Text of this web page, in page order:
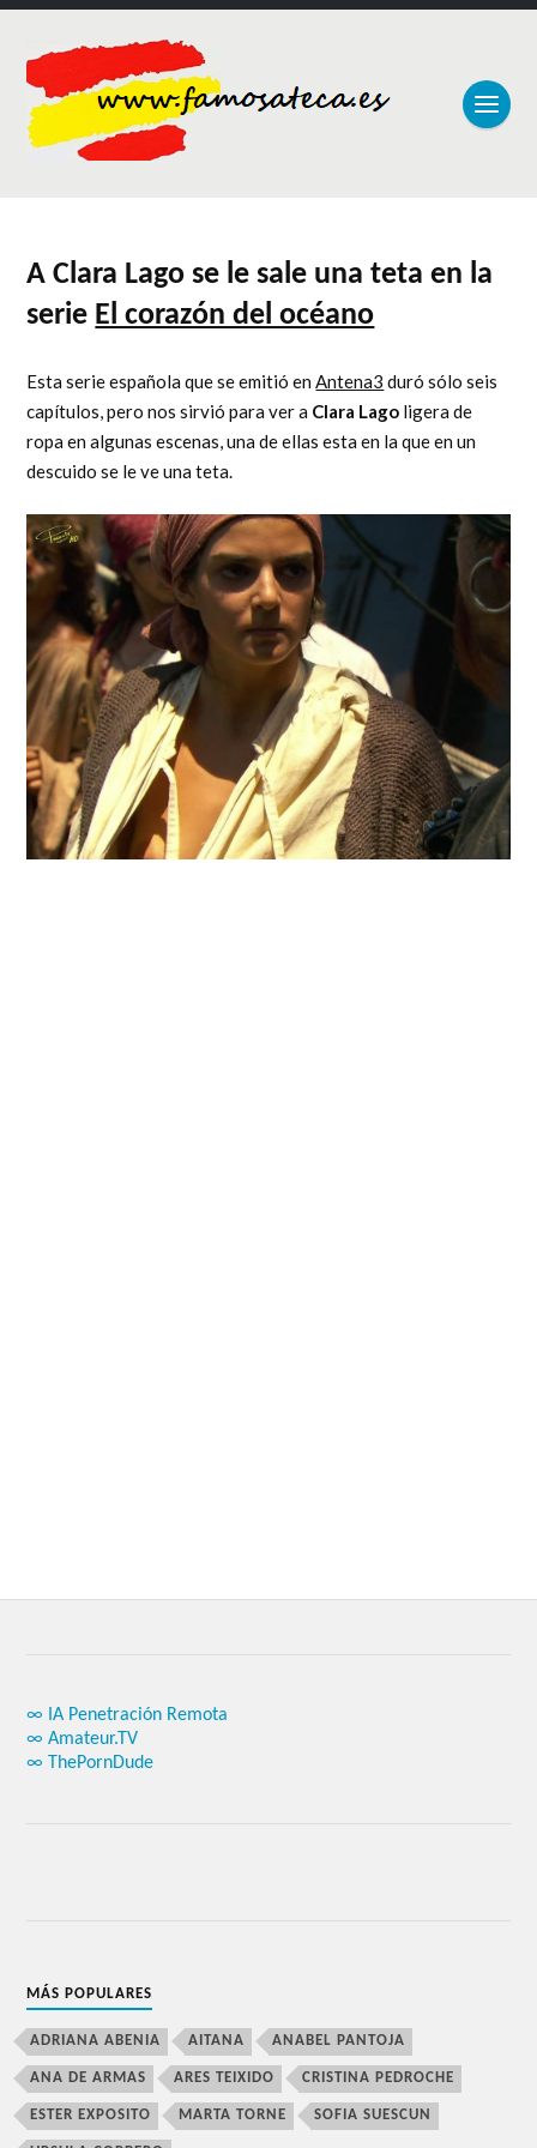
A Clara Lago se le sale una teta en la
serie El corazón del océano
Esta serie española que se emitió enAntena3 duró sólo seis
capítulos, pero nos sirvió para ver a Clara Lago ligera de
ropa en algunas escenas, una de ellas esta en la que en un
descuido se le ve una teta.
∞ IA Penetración Remota
∞ Amateur.TV
∞ ThePornDude
MÁS POPULARES
ADRIANA ABENIA AITANA ANABEL PANTOJA
ANA DE ARMAS ARES TEIXIDO CRISTINA PEDROCHE
ESTER EXPOSITO MARTA TORNE SOFIA SUESCUN